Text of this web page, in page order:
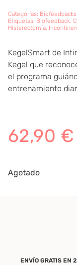
Categorías:
Etiquetas: Biofeedback
Histerectomía,
KegelSmart de
Kegel que
el programa
entrenamiento
62,90 €
Agotado
ENVÍO GRATIS EN